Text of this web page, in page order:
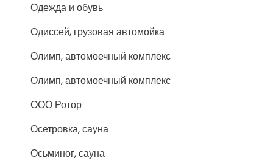
Одежда и обувь
Одиссей, грузовая автомойка
Олимп, автомоечный комплекс
Олимп, автомоечный комплекс
ООО Ротор
Осетровка, сауна
Осьминог, сауна